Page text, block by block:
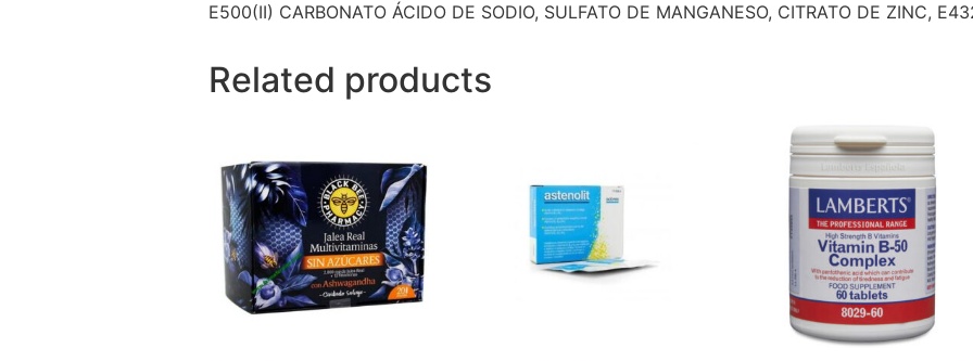
E500(II) CARBONATO ÁCIDO DE SODIO, SULFATO DE MANGANESO, CITRATO DE ZINC,
Related products